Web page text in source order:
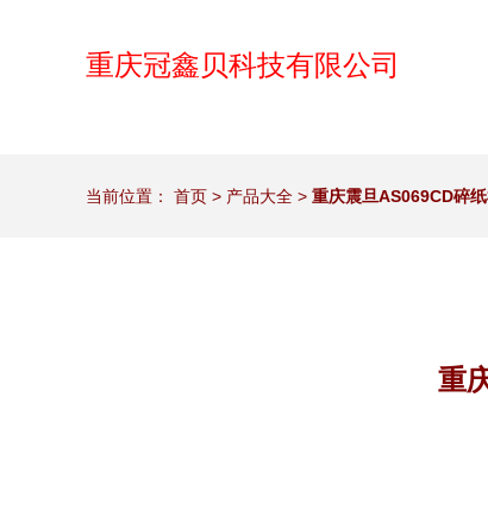
重庆冠鑫贝科技有限公司
当前位置： 首页 > 产品大全 > 重庆震旦AS069CD碎
重